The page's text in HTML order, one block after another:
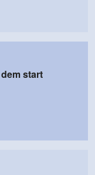
start